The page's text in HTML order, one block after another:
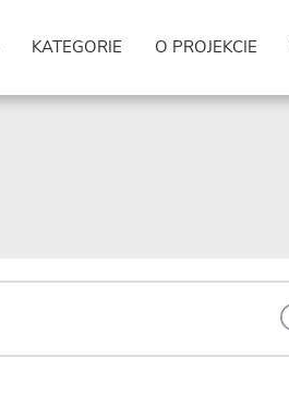
KATEGORIE O PROJEKCIE